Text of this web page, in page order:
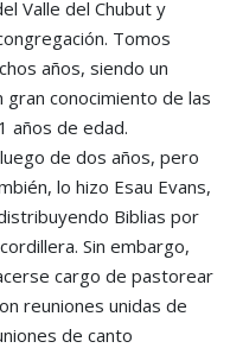
Valle del Chubut y
Tomos
años, siendo un
conocimiento de las
años de edad.
de dos años, pero
lo hizo Esau Evans,
Biblias por
Sin embargo,
cargo de pastorear
reuniones unidas de
de canto